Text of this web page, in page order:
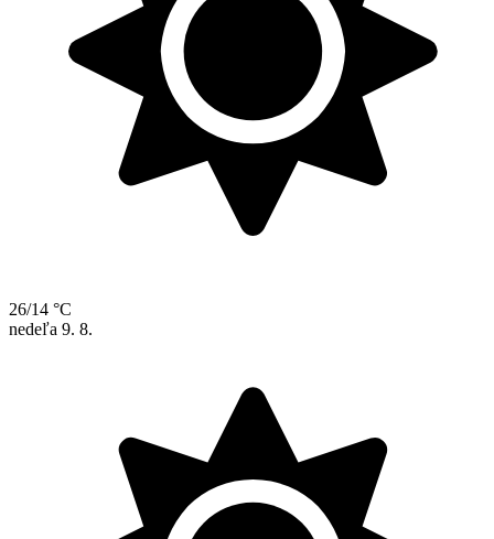
26/14 °C
nedeľa 9. 8.